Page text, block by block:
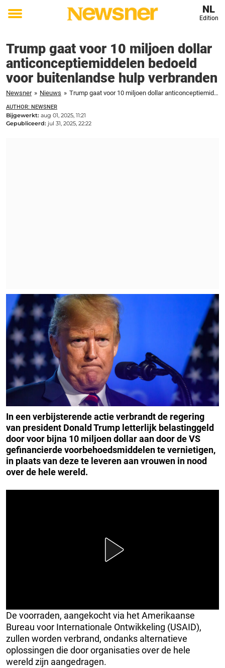
Toggle
NL
Edition
Trump gaat voor 10 miljoen dollar
anticonceptiemiddelen bedoeld
voor buitenlandse hulp verbranden
Newsner » Nieuws » Trump gaat voor 10 miljoen dollar anticonceptiemiddelen bedoeld voor buitenlandse hulp verbranden
AUTHOR: NEWSNER
Bijgewerkt: aug 01, 2025, 11:21
Gepubliceerd: jul 31, 2025, 22:22
In een verbijsterende actie verbrandt de regering
van president Donald Trump letterlijk belastinggeld
door voor bijna 10 miljoen dollar aan door de VS
gefinancierde voorbehoedsmiddelen te vernietigen,
in plaats van deze te leveren aan vrouwen in nood
over de hele wereld.
De voorraden, aangekocht via het Amerikaanse
Bureau voor Internationale Ontwikkeling (USAID),
zullen worden verbrand, ondanks alternatieve
oplossingen die door organisaties over de hele
wereld zijn aangedragen.